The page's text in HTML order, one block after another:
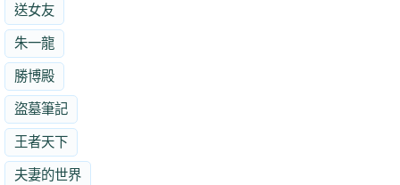
送女友
朱一龍
勝博殿
盜墓筆記
王者天下
夫妻的世界